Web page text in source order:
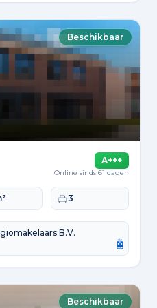
Beschikbaar
A+++
Online sinds 61 dagen
Slaapkamers
3
B.V.
Beschikbaar